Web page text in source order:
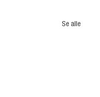
Se alle